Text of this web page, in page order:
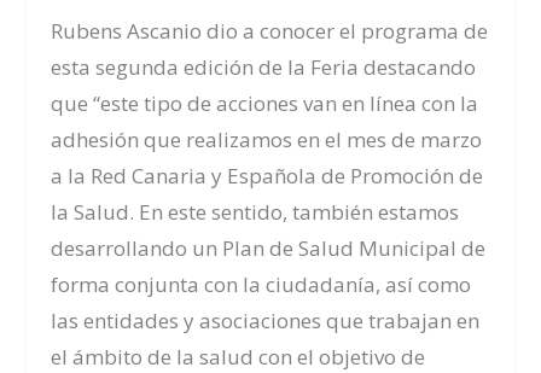
Rubens Ascaniodio a conocer el programa de
esta segunda edición de la Feria destacando
que“este tipo de acciones van en línea con la
adhesión que realizamos en el mes de marzo
a la Red Canaria y Española de Promoción de
la Salud. En este sentido, también estamos
desarrollando un Plan de Salud Municipal de
forma conjunta con la ciudadanía, así como
las entidades y asociaciones que trabajan en
el ámbito de la salud con el objetivo de